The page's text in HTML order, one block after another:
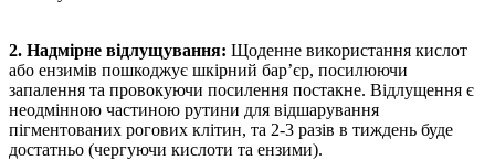
2. Надмірне відлущування: Щоденне використання кислот
або ензимів пошкоджує шкірний бар’єр, посилюючи
запалення та провокуючи посилення постакне. Відлущення є
неодмінною частиною рутини для відшарування
пігментованих рогових клітин, та 2-3 разів в тиждень буде
достатньо (чергуючи кислоти та ензими).